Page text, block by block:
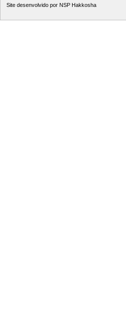
Site desenvolvido por NSP Hakkosha